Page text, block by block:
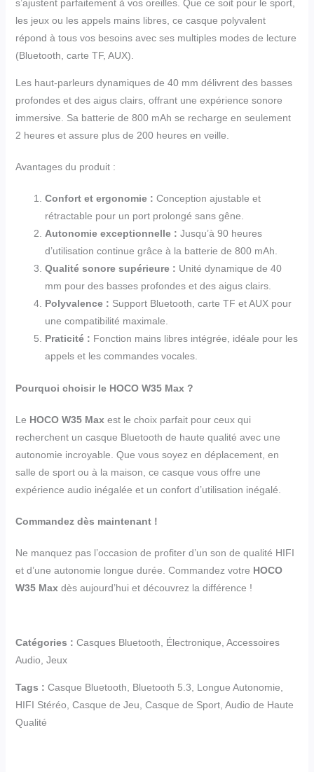
s’ajustent parfaitement à vos oreilles. Que ce soit pour le sport,
les jeux ou les appels mains libres, ce casque polyvalent
répond à tous vos besoins avec ses multiples modes de lecture
(Bluetooth, carte TF, AUX).
Les haut-parleurs dynamiques de 40 mm délivrent des basses
profondes et des aigus clairs, offrant une expérience sonore
immersive. Sa batterie de 800 mAh se recharge en seulement
2 heures et assure plus de 200 heures en veille.
Avantages du produit :
Confort et ergonomie : Conception ajustable et
rétractable pour un port prolongé sans gêne.
Autonomie exceptionnelle : Jusqu’à 90 heures
d’utilisation continue grâce à la batterie de 800 mAh.
Qualité sonore supérieure : Unité dynamique de 40
mm pour des basses profondes et des aigus clairs.
Polyvalence : Support Bluetooth, carte TF et AUX pour
une compatibilité maximale.
Praticité : Fonction mains libres intégrée, idéale pour les
appels et les commandes vocales.
Pourquoi choisir le HOCO W35 Max ?
Le HOCO W35 Max est le choix parfait pour ceux qui
recherchent un casque Bluetooth de haute qualité avec une
autonomie incroyable. Que vous soyez en déplacement, en
salle de sport ou à la maison, ce casque vous offre une
expérience audio inégalée et un confort d’utilisation inégalé.
Commandez dès maintenant !
Ne manquez pas l’occasion de profiter d’un son de qualité HIFI
et d’une autonomie longue durée. Commandez votre HOCO
W35 Max dès aujourd’hui et découvrez la différence !
Catégories : Casques Bluetooth, Électronique, Accessoires
Audio, Jeux
Tags : Casque Bluetooth, Bluetooth 5.3, Longue Autonomie,
HIFI Stéréo, Casque de Jeu, Casque de Sport, Audio de Haute
Qualité